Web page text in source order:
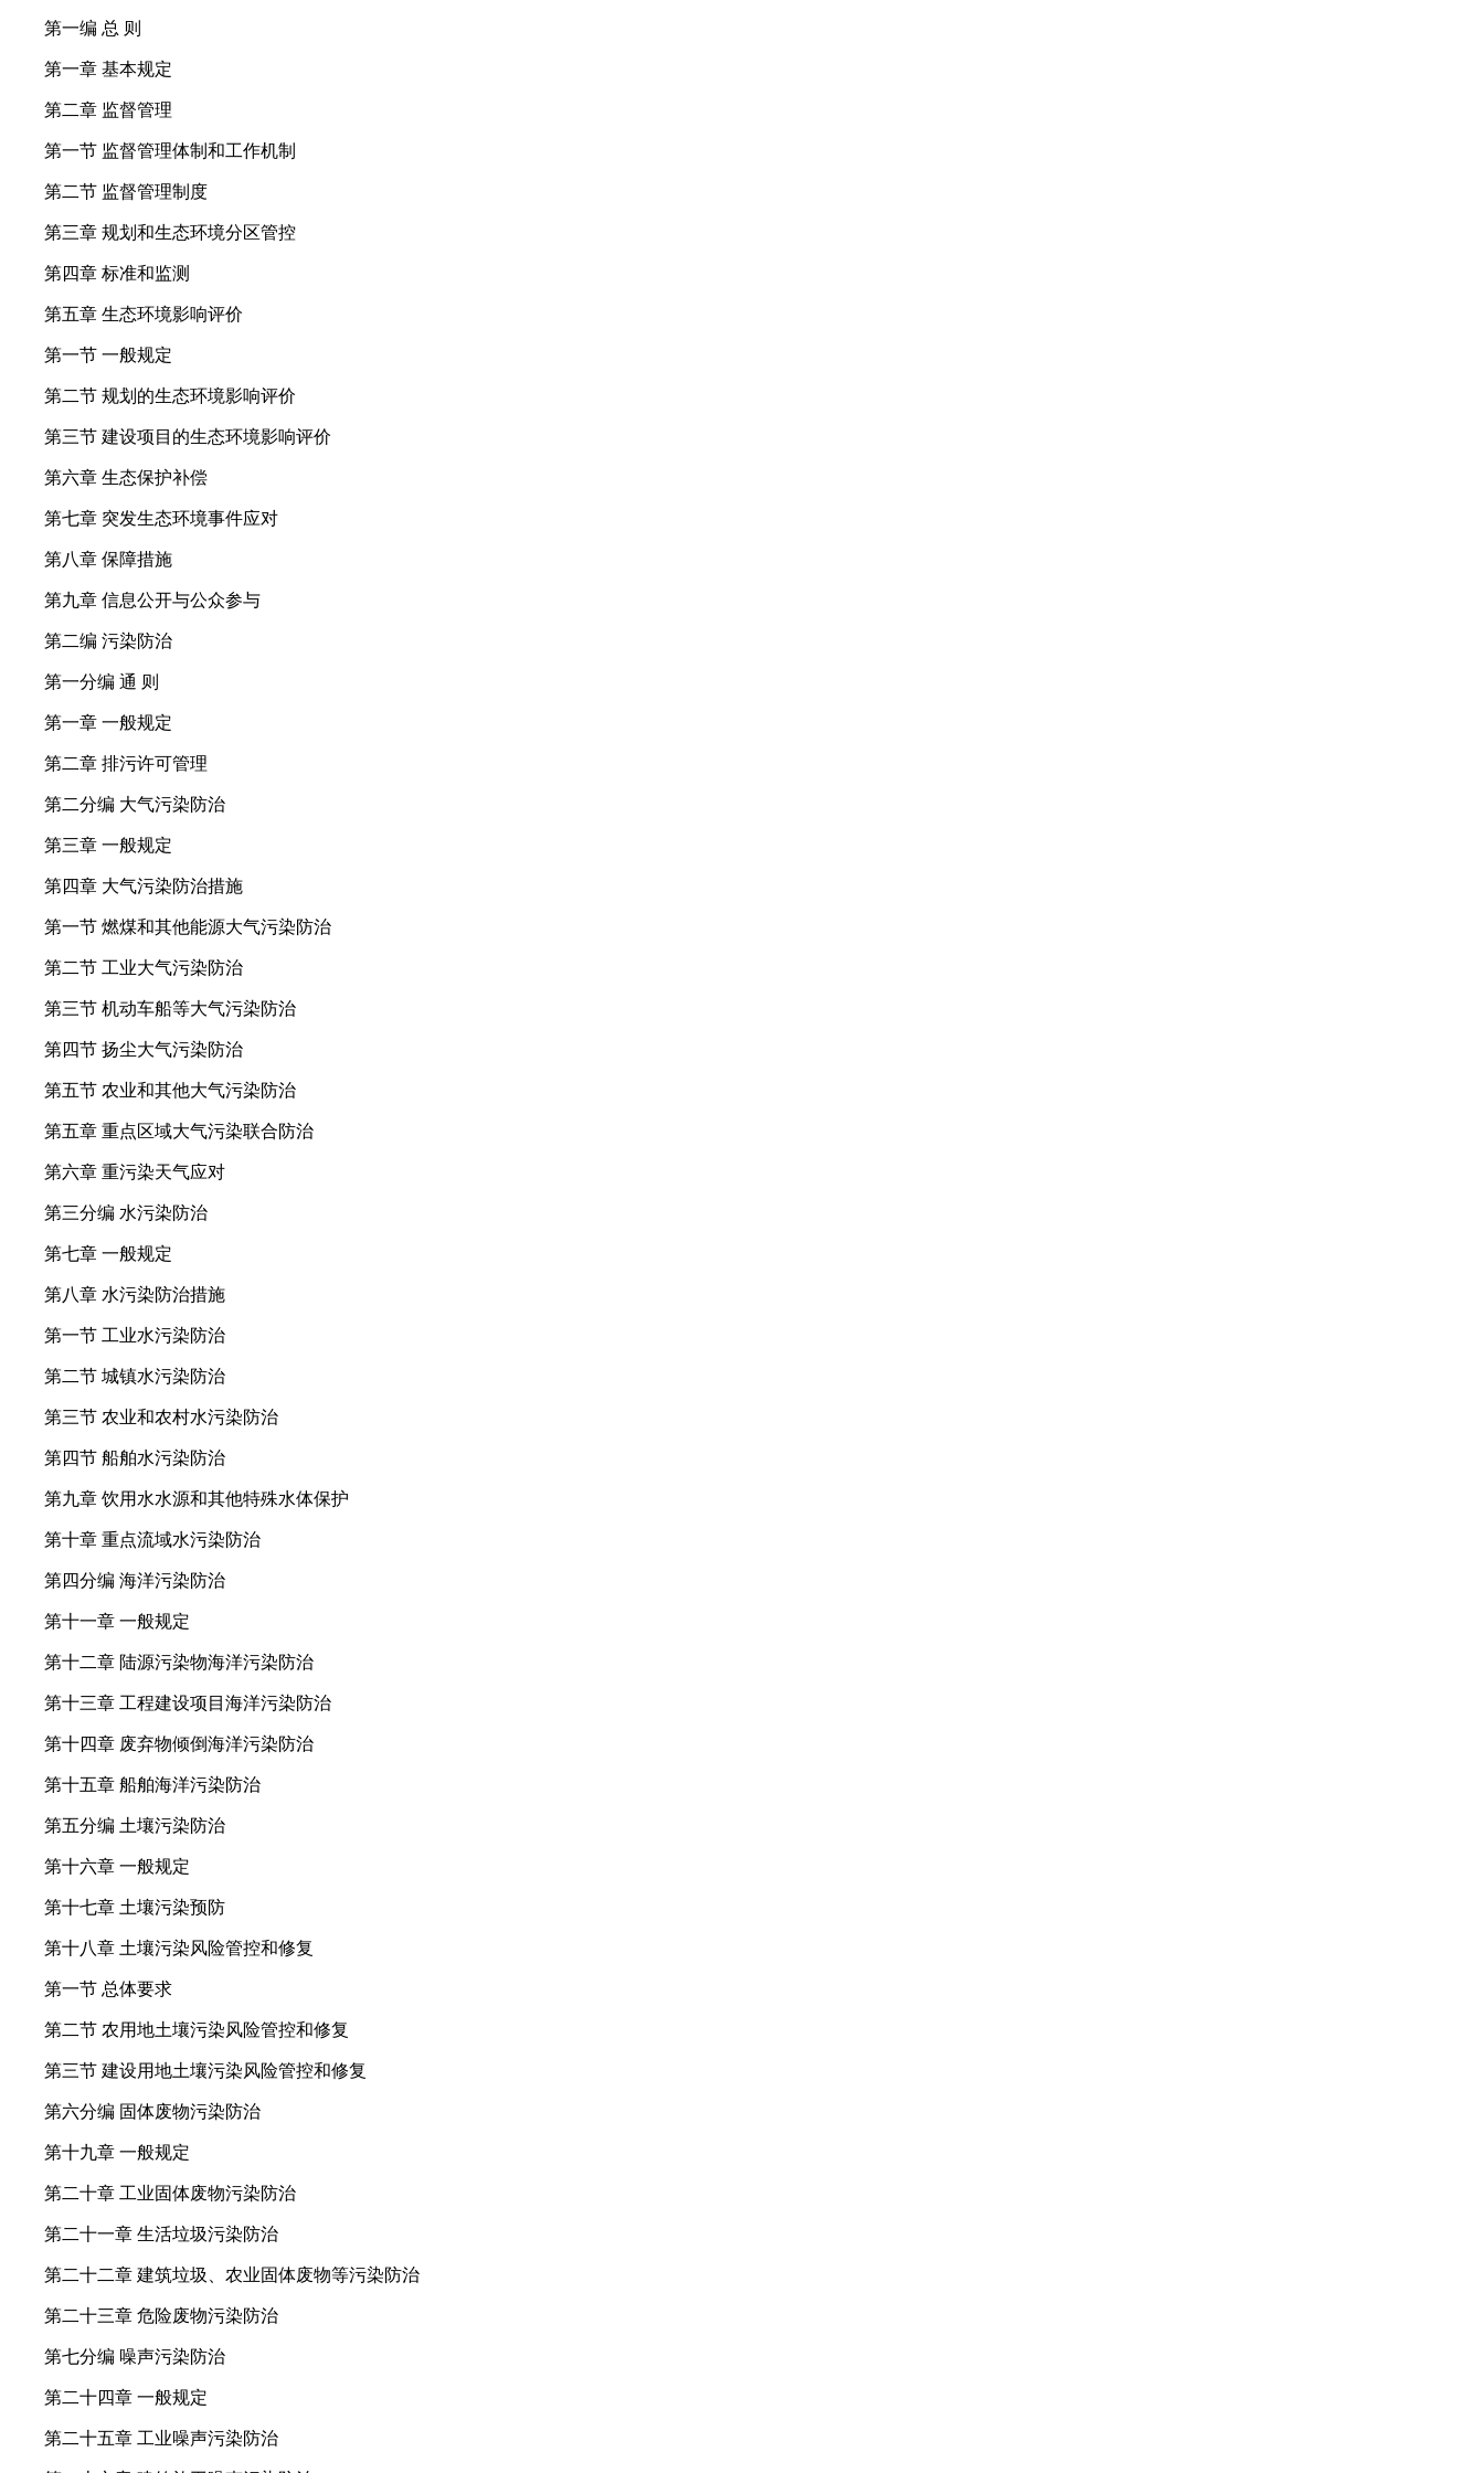
第一编 总 则
第一章 基本规定
第二章 监督管理
第一节 监督管理体制和工作机制
第二节 监督管理制度
第三章 规划和生态环境分区管控
第四章 标准和监测
第五章 生态环境影响评价
第一节 一般规定
第二节 规划的生态环境影响评价
第三节 建设项目的生态环境影响评价
第六章 生态保护补偿
第七章 突发生态环境事件应对
第八章 保障措施
第九章 信息公开与公众参与
第二编 污染防治
第一分编 通 则
第一章 一般规定
第二章 排污许可管理
第二分编 大气污染防治
第三章 一般规定
第四章 大气污染防治措施
第一节 燃煤和其他能源大气污染防治
第二节 工业大气污染防治
第三节 机动车船等大气污染防治
第四节 扬尘大气污染防治
第五节 农业和其他大气污染防治
第五章 重点区域大气污染联合防治
第六章 重污染天气应对
第三分编 水污染防治
第七章 一般规定
第八章 水污染防治措施
第一节 工业水污染防治
第二节 城镇水污染防治
第三节 农业和农村水污染防治
第四节 船舶水污染防治
第九章 饮用水水源和其他特殊水体保护
第十章 重点流域水污染防治
第四分编 海洋污染防治
第十一章 一般规定
第十二章 陆源污染物海洋污染防治
第十三章 工程建设项目海洋污染防治
第十四章 废弃物倾倒海洋污染防治
第十五章 船舶海洋污染防治
第五分编 土壤污染防治
第十六章 一般规定
第十七章 土壤污染预防
第十八章 土壤污染风险管控和修复
第一节 总体要求
第二节 农用地土壤污染风险管控和修复
第三节 建设用地土壤污染风险管控和修复
第六分编 固体废物污染防治
第十九章 一般规定
第二十章 工业固体废物污染防治
第二十一章 生活垃圾污染防治
第二十二章 建筑垃圾、农业固体废物等污染防治
第二十三章 危险废物污染防治
第七分编 噪声污染防治
第二十四章 一般规定
第二十五章 工业噪声污染防治